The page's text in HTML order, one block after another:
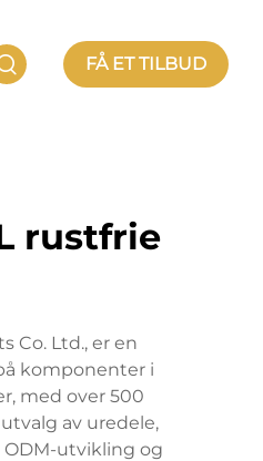
FÅ ET TILBUD
rustfrie
Co. Ltd., er en
komponenter i
med over 500
av uredele,
ODM-utvikling og